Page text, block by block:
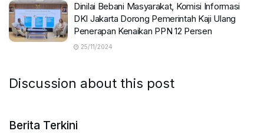
Dinilai Bebani Masyarakat, Komisi Informasi
DKI Jakarta Dorong Pemerintah Kaji Ulang
Penerapan Kenaikan PPN 12 Persen
25/11/2024
Discussion about this post
Berita Terkini